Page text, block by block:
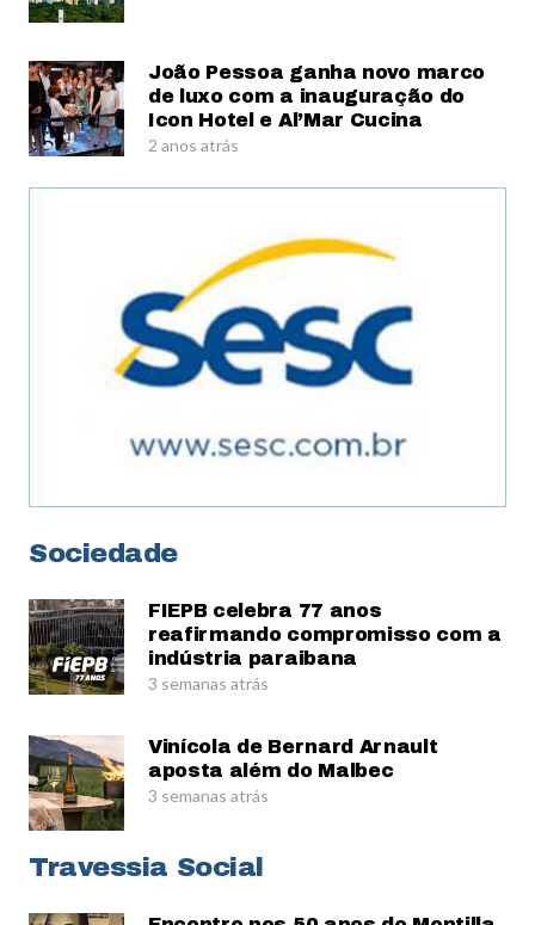
João Pessoa ganha novo marco
de luxo com a inauguração do
Icon Hotel e Al’Mar Cucina
2 anos atrás
Sociedade
FIEPB celebra 77 anos
reafirmando compromisso com a
indústria paraibana
3 semanas atrás
Vinícola de Bernard Arnault
aposta além do Malbec
3 semanas atrás
Travessia Social